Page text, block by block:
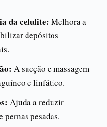
da celulite: Melhora a
depósitos
A sucção e massagem
e linfático.
Ajuda a reduzir
pernas pesadas.